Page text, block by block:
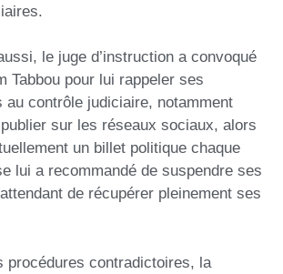
le juge d’instruction a convoqué
Tabbou pour lui rappeler ses
au contrôle judiciaire, notamment
publier sur les réseaux sociaux, alors
un billet politique chaque
lui a recommandé de suspendre ses
de récupérer pleinement ses
procédures contradictoires, la